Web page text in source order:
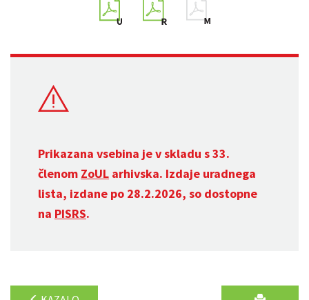
Prikazana vsebina je v skladu s 33.
členom ZoUL arhivska. Izdaje uradnega
lista, izdane po 28.2.2026, so dostopne
na PISRS.